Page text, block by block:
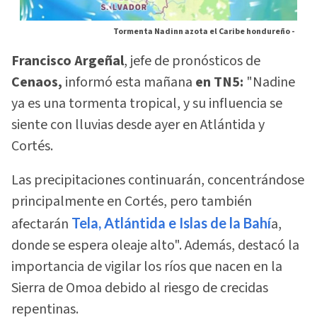
Tormenta Nadinn azota el Caribe hondureño -
Francisco Argeñal, jefe de pronósticos de
Cenaos, informó esta mañana en TN5: "Nadine
ya es una tormenta tropical, y su influencia se
siente con lluvias desde ayer en Atlántida y
Cortés.
Las precipitaciones continuarán, concentrándose
principalmente en Cortés, pero también
afectarán Tela, Atlántida e Islas de la Bahía,
donde se espera oleaje alto". Además, destacó la
importancia de vigilar los ríos que nacen en la
Sierra de Omoa debido al riesgo de crecidas
repentinas.